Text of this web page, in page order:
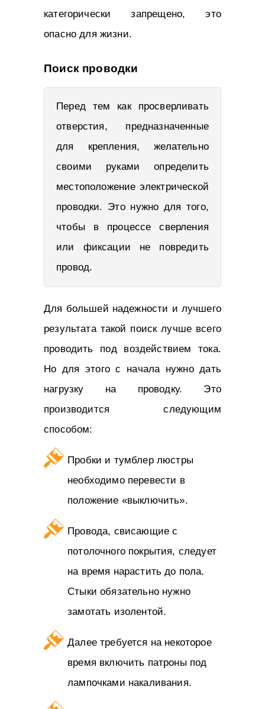
категорически запрещено, это
опасно для жизни.
Поиск проводки
Перед тем как просверливать
отверстия, предназначенные
для крепления, желательно
своими руками определить
местоположение электрической
проводки. Это нужно для того,
чтобы в процессе сверления
или фиксации не повредить
провод.
Для большей надежности и лучшего
результата такой поиск лучше всего
проводить под воздействием тока.
Но для этого с начала нужно дать
нагрузку на проводку. Это
производится следующим
способом:
Пробки и тумблер люстры
необходимо перевести в
положение «выключить».
Провода, свисающие с
потолочного покрытия, следует
на время нарастить до пола.
Стыки обязательно нужно
замотать изолентой.
Далее требуется на некоторое
время включить патроны под
лампочками накаливания.